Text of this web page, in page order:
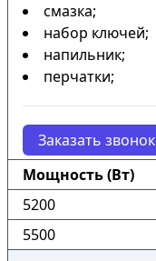
смазка;
набор ключей;
напильник;
перчатки;
Заказать звонок
Мощность (Вт)
5200
5500